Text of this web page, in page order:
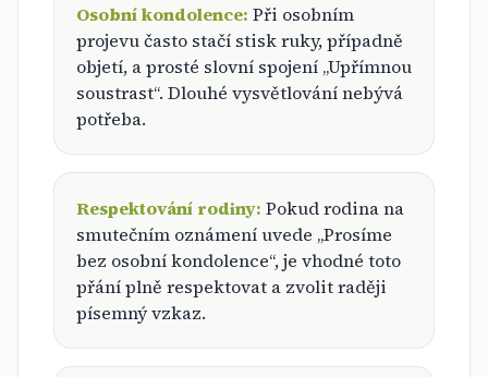
Osobní kondolence: Při osobním
projevu často stačí stisk ruky, případně
objetí, a prosté slovní spojení „Upřímnou
soustrast“. Dlouhé vysvětlování nebývá
potřeba.
Respektování rodiny: Pokud rodina na
smutečním oznámení uvede „Prosíme
bez osobní kondolence“, je vhodné toto
přání plně respektovat a zvolit raději
písemný vzkaz.